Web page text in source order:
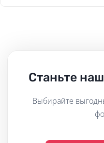
Станьте
Выбирайте